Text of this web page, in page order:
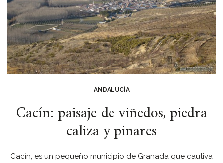
ANDALUCÍA
Cacín: paisaje de viñedos, piedra
caliza y pinares
Cacín, es un pequeño municipio de Granada que cautiva